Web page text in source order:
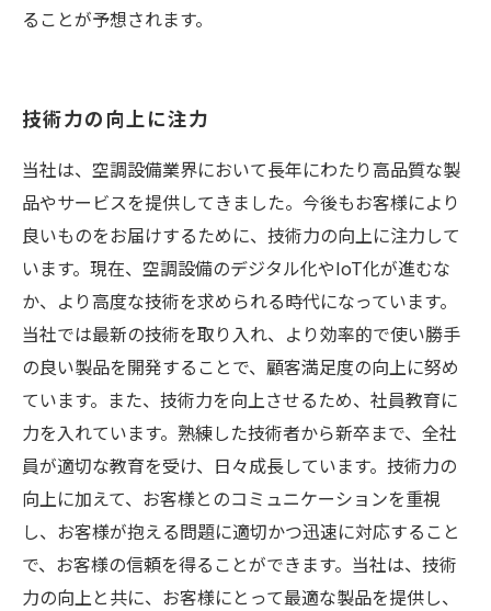
ることが予想されます。
技術力の向上に注力
当社は、空調設備業界において長年にわたり高品質な製
品やサービスを提供してきました。今後もお客様により
良いものをお届けするために、技術力の向上に注力して
います。現在、空調設備のデジタル化やIoT化が進むな
か、より高度な技術を求められる時代になっています。
当社では最新の技術を取り入れ、より効率的で使い勝手
の良い製品を開発することで、顧客満足度の向上に努め
ています。また、技術力を向上させるため、社員教育に
力を入れています。熟練した技術者から新卒まで、全社
員が適切な教育を受け、日々成長しています。技術力の
向上に加えて、お客様とのコミュニケーションを重視
し、お客様が抱える問題に適切かつ迅速に対応すること
で、お客様の信頼を得ることができます。当社は、技術
力の向上と共に、お客様にとって最適な製品を提供し、